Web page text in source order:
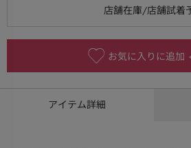
お気に入りに追加
アイテム詳細